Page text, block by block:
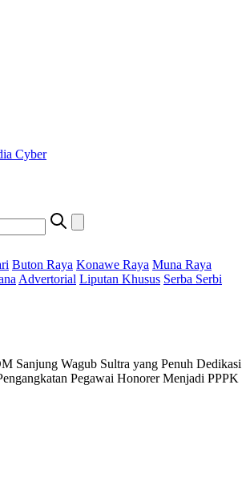
Cyber
Buton Raya Konawe Raya Muna Raya
Advertorial Liputan Khusus Serba Serbi
Sanjung Wagub Sultra yang Penuh Dedikasi
Pegawai Honorer Menjadi PPPK